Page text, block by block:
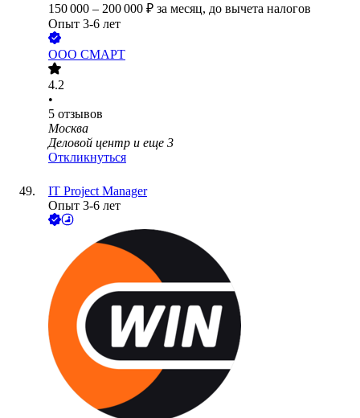
150 000 – 200 000 ₽ за месяц, до вычета налогов
Опыт 3-6 лет
ООО СМАРТ
4.2
•
5 отзывов
Москва
Деловой центр и еще 3
Откликнуться
IT Project Manager
Опыт 3-6 лет